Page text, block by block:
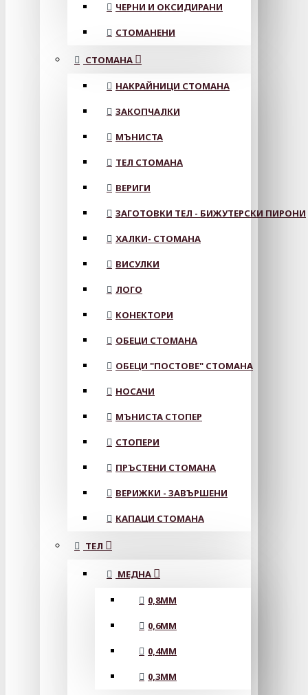
ЧЕРНИ И ОКСИДИРАНИ
СТОМАНЕНИ
СТОМАНА
НАКРАЙНИЦИ СТОМАНА
ЗАКОПЧАЛКИ
МЪНИСТА
ТЕЛ СТОМАНА
ВЕРИГИ
ЗАГОТОВКИ ТЕЛ - БИЖУТЕРСКИ ПИРОНИ
ХАЛКИ- СТОМАНА
ВИСУЛКИ
ЛОГО
КОНЕКТОРИ
ОБЕЦИ СТОМАНА
ОБЕЦИ "ПОСТОВЕ" СТОМАНА
НОСАЧИ
МЪНИСТА СТОПЕР
СТОПЕРИ
ПРЪСТЕНИ СТОМАНА
ВЕРИЖКИ - ЗАВЪРШЕНИ
КАПАЦИ СТОМАНА
ТЕЛ
МЕДНА
0,8MM
0,6MM
0,4MM
0,3MM